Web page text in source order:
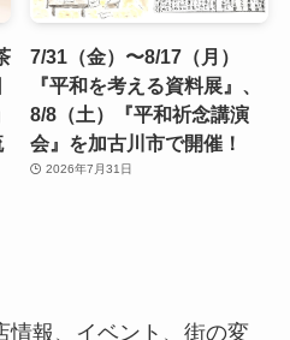
7/31（金）〜8/17（月）
『平和を考える資料展』、
8/8（土）『平和祈念講演
会』を加古川市で開催！
2026年7月31日
情報、イベント、街の変